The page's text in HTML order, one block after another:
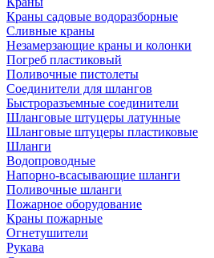
Краны садовые водоразборные
Сливные краны
Незамерзающие краны и колонки
Погреб пластиковый
Поливочные пистолеты
Соединители для шлангов
Быстроразъемные соединители
Шланговые штуцеры латунные
Шланговые штуцеры пластиковые
Шланги
Водопроводные
Напорно-всасывающие шланги
Поливочные шланги
Пожарное оборудование
Краны пожарные
Огнетушители
Рукава